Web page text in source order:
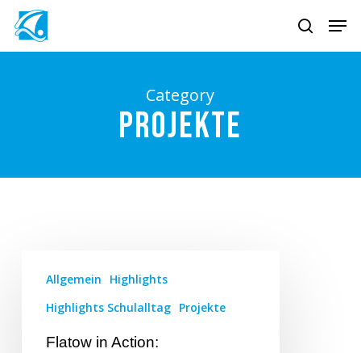
Skip
search
Category
Projekte
Allgemein
Highlights
Highlights Schulalltag Projekte
Flatow in Action: